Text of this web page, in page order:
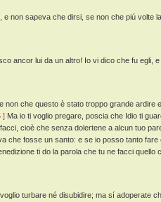
e non sapeva che dirsi, se non che piú volte
ancor lui da un altro! Io vi dico che fu egli,
non che questo è stato troppo grande ardire
] Ma io ti voglio pregare, poscia che Idio ti
cioè che senza dolertene a alcun tuo
che fosse un santo: e se io posso tanto fare
ti do la parola che tu ne facci quello
turbare né disubidire; ma sí adoperate